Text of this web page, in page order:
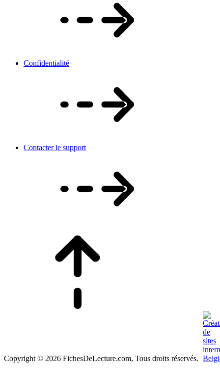
Confidentialité
Contacter le support
Copyright © 2026 FichesDeLecture.com, Tous droits réservés.